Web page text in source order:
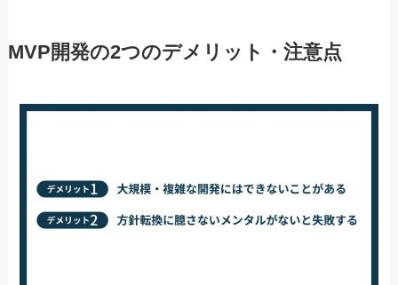
MVP開発の2つのデメリット・注意点